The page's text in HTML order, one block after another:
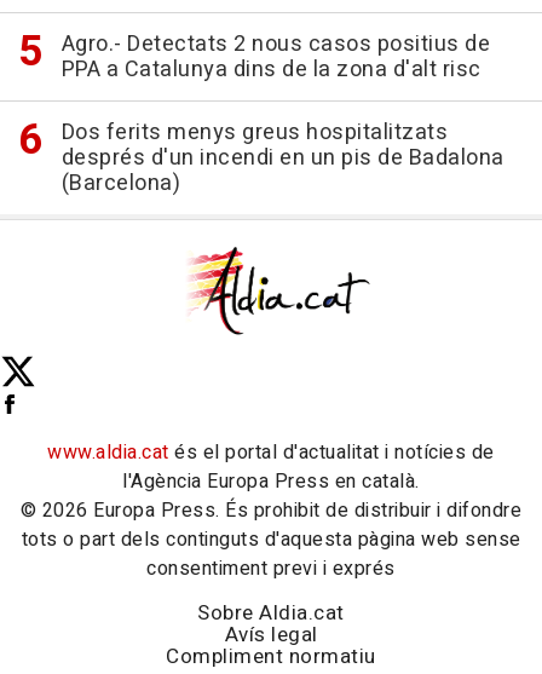
Agro.- Detectats 2 nous casos positius de
PPA a Catalunya dins de la zona d'alt risc
Dos ferits menys greus hospitalitzats
després d'un incendi en un pis de Badalona
(Barcelona)
www.aldia.cat és el portal d'actualitat i notícies de
l'Agència Europa Press en català.
© 2026 Europa Press. És prohibit de distribuir i difondre
tots o part dels continguts d'aquesta pàgina web sense
consentiment previ i exprés
Sobre Aldia.cat
Avís legal
Compliment normatiu